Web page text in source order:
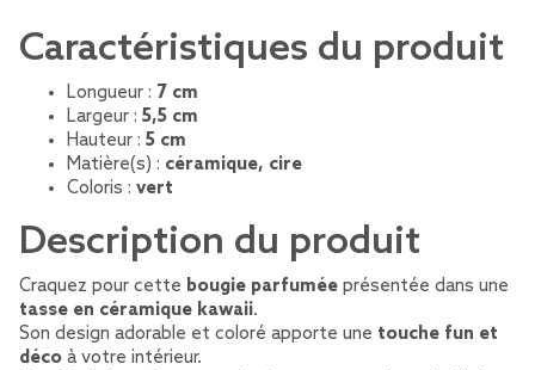
Caractéristiques du produit
Longueur : 7 cm
Largeur : 5,5 cm
Hauteur : 5 cm
Matière(s) : céramique, cire
Coloris : vert
Description du produit
Craquez pour cette bougie parfumée présentée dans une
tasse en céramique kawaii.
Son design adorable et coloré apporte une touche fun et
déco à votre intérieur.